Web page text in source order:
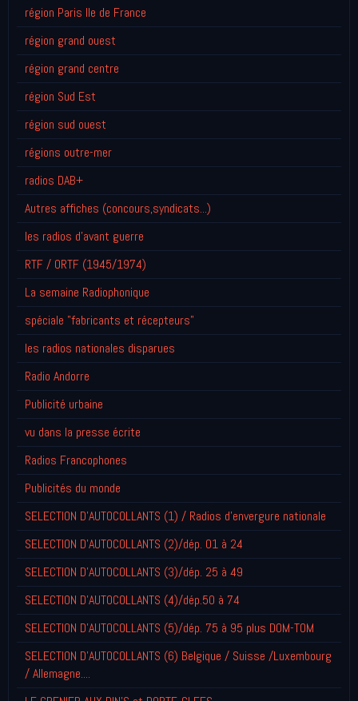
région Paris Ile de France
région grand ouest
région grand centre
région Sud Est
région sud ouest
régions outre-mer
radios DAB+
Autres affiches (concours,syndicats...)
les radios d'avant guerre
RTF / ORTF (1945/1974)
La semaine Radiophonique
spéciale "fabricants et récepteurs"
les radios nationales disparues
Radio Andorre
Publicité urbaine
vu dans la presse écrite
Radios Francophones
Publicités du monde
SELECTION D'AUTOCOLLANTS (1) / Radios d'envergure nationale
SELECTION D'AUTOCOLLANTS (2)/dép. 01 à 24
SELECTION D'AUTOCOLLANTS (3)/dép. 25 à 49
SELECTION D'AUTOCOLLANTS (4)/dép.50 à 74
SELECTION D'AUTOCOLLANTS (5)/dép. 75 à 95 plus DOM-TOM
SELECTION D'AUTOCOLLANTS (6) Belgique / Suisse /Luxembourg
/ Allemagne....